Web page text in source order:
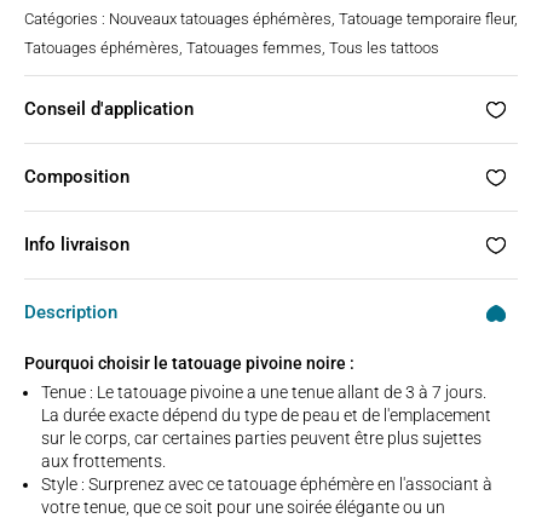
Catégories : Nouveaux tatouages éphémères, Tatouage temporaire fleur,
Tatouages éphémères, Tatouages femmes, Tous les tattoos
Conseil d'application
Composition
Info livraison
Description
Pourquoi choisir le tatouage pivoine noire :
Tenue : Le tatouage pivoine a une tenue allant de 3 à 7 jours.
La durée exacte dépend du type de peau et de l'emplacement
sur le corps, car certaines parties peuvent être plus sujettes
aux frottements.
Style : Surprenez avec ce tatouage éphémère en l'associant à
votre tenue, que ce soit pour une soirée élégante ou un